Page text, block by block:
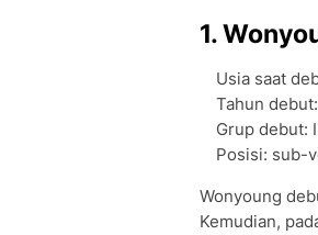
1.
Usia saat
Tahun
Grup debut:
Posisi: sub-
Wonyoung
Kemudian,